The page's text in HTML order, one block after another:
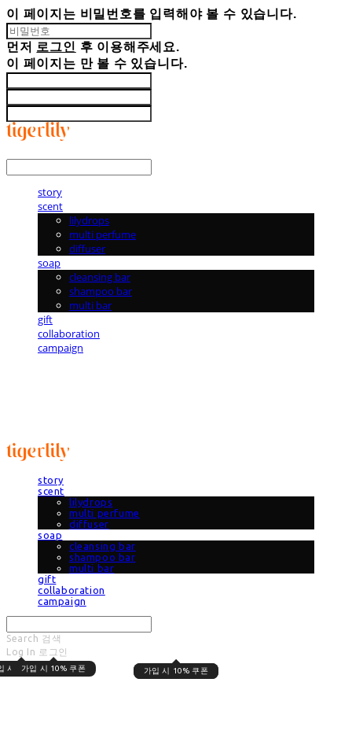
이 페이지는 비밀번호를 입력해야 볼 수 있습니다.
먼저 로그인 후 이용해주세요.
이 페이지는 만 볼 수 있습니다.
story
scent
lilydrops
multi perfume
diffuser
soap
cleansing bar
shampoo bar
multi bar
gift
collaboration
campaign
story
scent
lilydrops
multi perfume
diffuser
soap
cleansing bar
shampoo bar
multi bar
gift
collaboration
campaign
Search 검색
Log In
시 10% 쿠폰
로그인
가입 시 10% 쿠폰 가입 시 10% 쿠폰
가입 시 10% 쿠폰
Cart 장바구니